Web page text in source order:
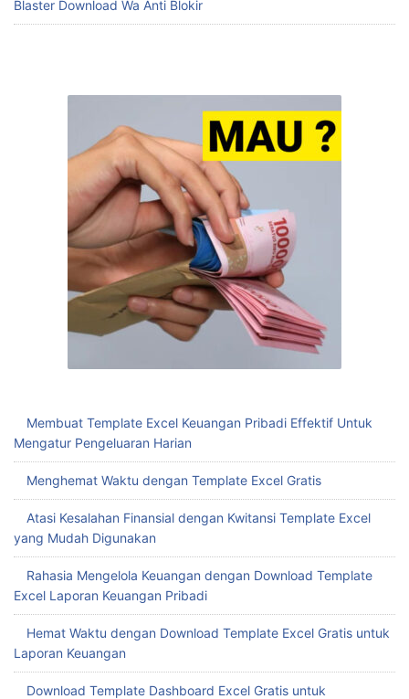
Blaster Download Wa Anti Blokir
Membuat Template Excel Keuangan Pribadi Effektif Untuk
Mengatur Pengeluaran Harian
Menghemat Waktu dengan Template Excel Gratis
Atasi Kesalahan Finansial dengan Kwitansi Template Excel
yang Mudah Digunakan
Rahasia Mengelola Keuangan dengan Download Template
Excel Laporan Keuangan Pribadi
Hemat Waktu dengan Download Template Excel Gratis untuk
Laporan Keuangan
Download Template Dashboard Excel Gratis untuk